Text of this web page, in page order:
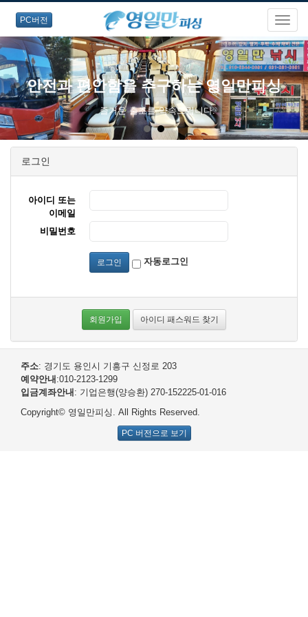
PC버전
안전과 편안함을 추구하는 영일만피싱
즐거운 출조를 약속드립니다.
로그인
아이디 또는
이메일
비밀번호
로그인 자동로그인
회원가입 아이디 패스워드 찾기
주소: 경기도 용인시 기흥구 신정로 203
예약안내 :010-2123-1299
입금계좌안내 : 기업은행(양승환) 270-152225-01-016
Copyright© 영일만피싱. All Rights Reserved.
PC 버전으로 보기